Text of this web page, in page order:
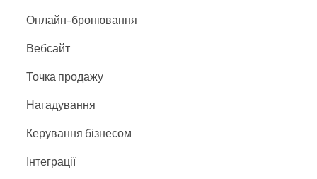
Онлайн-бронювання
Вебсайт
Точка продажу
Нагадування
Керування бізнесом
Інтеграції